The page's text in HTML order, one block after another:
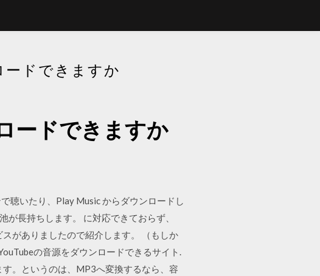
ドできますか
ードできますか
聴いたり、Play Music からダウンロードし
長持ちします。 に対応できておらず、
がありましたので紹介します。 （もしか
の音源をダウンロードできるサイト.
。というのは、MP3へ変換するなら、容